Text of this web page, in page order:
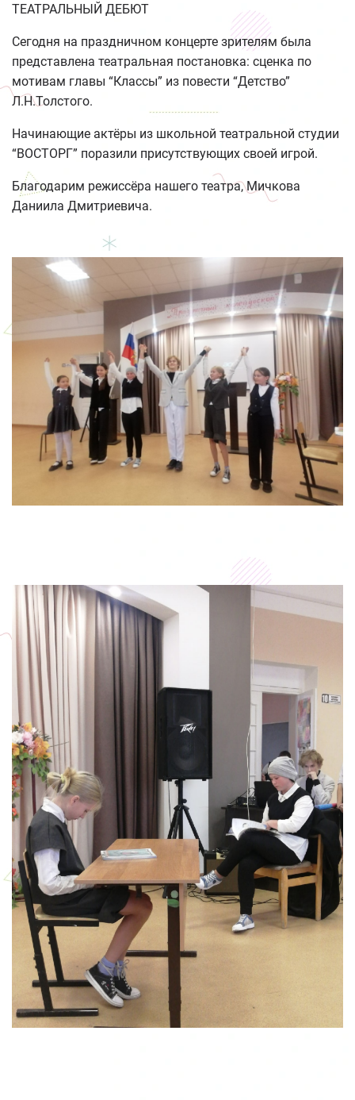
ТЕАТРАЛЬНЫЙ ДЕБЮТ
Сегодня на праздничном концерте зрителям была
представлена театральная постановка: сценка по
мотивам главы “Классы” из повести “Детство”
Л.Н.Толстого.
Начинающие актёры из школьной театральной студии
“ВОСТОРГ” поразили присутствующих своей игрой.
Благодарим режиссёра нашего театра, Мичкова
Даниила Дмитриевича.